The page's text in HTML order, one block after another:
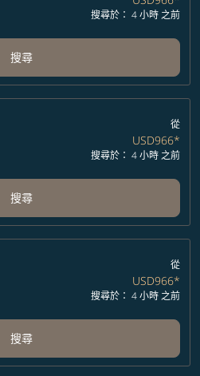
搜尋於： 4 小時 之前
搜尋
從
USD966*
搜尋於： 4 小時 之前
搜尋
從
USD966*
搜尋於： 4 小時 之前
搜尋